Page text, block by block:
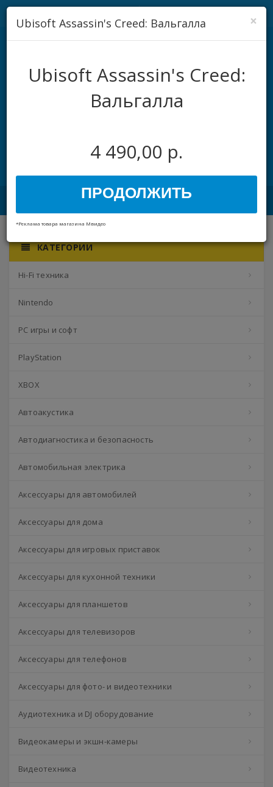
navigation
КАТЕГОРИИ
Hi-Fi техника
Nintendo
PC игры и софт
PlayStation
XBOX
Автоакустика
Автодиагностика и безопасность
Автомобильная электрика
Аксессуары для автомобилей
Аксессуары для дома
Аксессуары для игровых приставок
Аксессуары для кухонной техники
Аксессуары для планшетов
Аксессуары для телевизоров
Аксессуары для телефонов
Аксессуары для фото- и видеотехники
Аудиотехника и DJ оборудование
Видеокамеры и экшн-камеры
Видеотехника
×
Ubisoft Assassin's Creed: Вальгалла
Ubisoft Assassin's Creed:
Вальгалла
4 490,00 р.
ПРОДОЛЖИТЬ
*Реклама товара магазина Мвидео